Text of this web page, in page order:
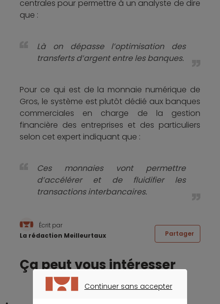
centrales pour permettre à un analyste de dire
que :
Là on dépasse l’optimisation des
transferts d’argent entre les banques.
Pour ce qui est de la monnaie numérique de
Gros, le système est plutôt dédié aux banques
commerciales en charge de la gestion
financière des entreprises et des particuliers
selon cet expert indiquant que :
Ces monnaies vont permettre
d’accélérer et de fluidifier les
transactions interbancaires.
Écrit par
La rédaction Meilleurtaux
Partager
Ça peut vous intéresser
Continuer sans accepter